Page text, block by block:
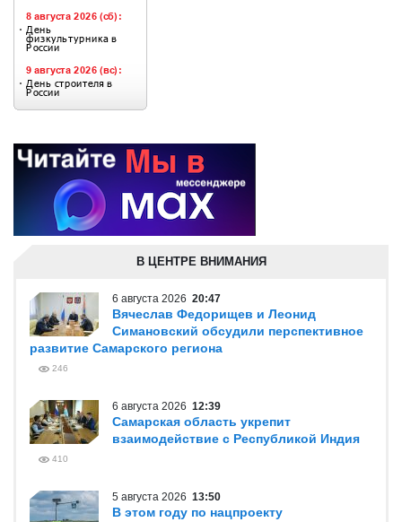
В ЦЕНТРЕ ВНИМАНИЯ
6 августа 2026 20:47
Вячеслав Федорищев и Леонид
Симановский обсудили перспективное
развитие Самарского региона
246
6 августа 2026 12:39
Самарская область укрепит
взаимодействие с Республикой Индия
410
5 августа 2026 13:50
В этом году по нацпроекту